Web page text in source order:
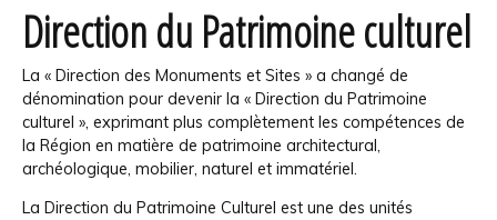
Direction du Patrimoine culturel
La « Direction des Monuments et Sites » a changé de
dénomination pour devenir la « Direction du Patrimoine
culturel », exprimant plus complètement les compétences de
la Région en matière de patrimoine architectural,
archéologique, mobilier, naturel et immatériel.
La Direction du Patrimoine Culturel est une des unités